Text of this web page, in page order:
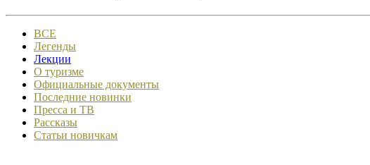
ВСЕ
Легенды
Лекции
О туризме
Официальные документы
Последние новинки
Пресса и ТВ
Рассказы
Статьи новичкам